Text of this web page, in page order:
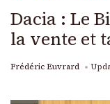
Dacia : Le
la vente et
Frédéric Euvrard